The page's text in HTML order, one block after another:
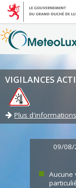
VIGILANCES
Plus d'informations
09/08/
Aucune